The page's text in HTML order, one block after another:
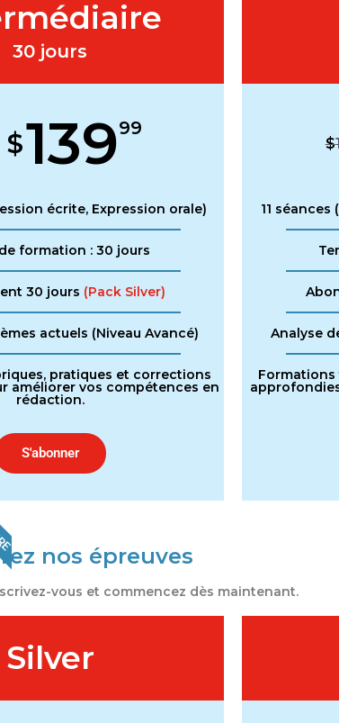
30 jours
$13999
écrite, Expression orale)
formation : 30 jours
30 jours (Pack Silver)
actuels (Niveau Avancé)
pratiques et corrections
améliorer vos compétences en
rédaction.
S'abonner
$
11
Analyse
nos épreuves
vous et commencez dès maintenant.
Silver